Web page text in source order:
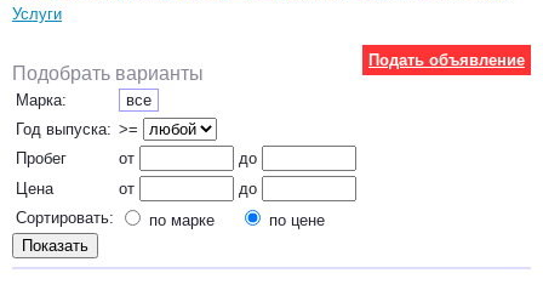
Услуги
Подать объявление
Подобрать варианты
Марка:
все
Год выпуска: >=
Пробег
от
до
Цена
от
до
Сортировать:
по марке по цене